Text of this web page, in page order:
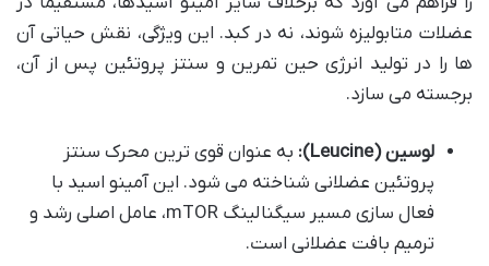
عضلات متابولیزه شوند، نه در کبد. این ویژگی، نقش حیاتی آن
ها را در تولید انرژی حین تمرین و سنتز پروتئین پس از آن،
برجسته می سازد.
لوسین (Leucine):
به عنوان قوی ترین محرک سنتز
پروتئین عضلانی شناخته می شود. این آمینو اسید با
فعال سازی مسیر سیگنالینگ mTOR، عامل اصلی رشد و
ترمیم بافت عضلانی است.